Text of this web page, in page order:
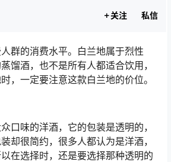
关注 私信
群的消费水平。白兰地属于烈性
馏酒，也不是所有人都适合饮用，
，一定要注意这款白兰地的价位。
口味的洋酒，它的包装是透明的，
却很简约，很多人都认为是洋酒，
在选择时，还是要选择那种透明的